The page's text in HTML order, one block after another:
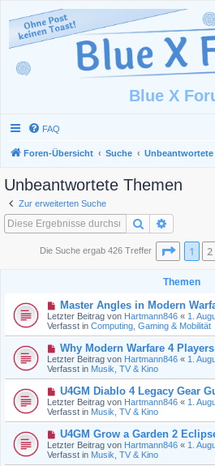
Blue X
FAQ
Foren-Übersicht Suche Unbeantwortete
Unbeantwortete Themen
Zur erweiterten Suche
Suche
Die Suche ergab 426 Treffer Seite 1
1 2
Themen
N
e
u
e
B
e
i
t
a
g
Master Angles in Modern
Letzter Beitrag von Hartmann846 « 1.
Verfasst in Computing, Gaming & Mobilität
N
e
u
e
B
e
i
t
a
g
Why Modern Warfare 4
Letzter Beitrag von Hartmann846 « 1.
Verfasst in Musik, TV & Kino
N
e
u
e
B
e
i
U4GM Diablo 4 Legacy Gear
Letzter Beitrag von Hartmann846 « 1.
Verfasst in Musik, TV & Kino
N
e
u
e
U4GM Grow a Garden 2
Letzter Beitrag von Hartmann846 « 1.
Verfasst in Musik, TV & Kino